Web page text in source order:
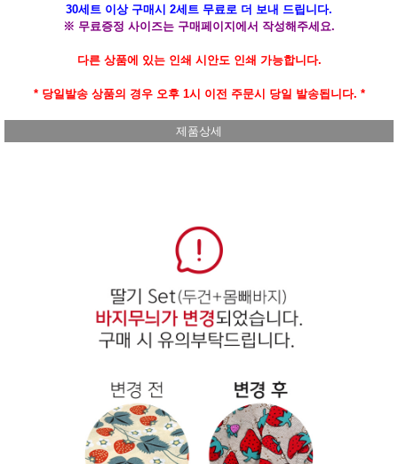
30세트 이상 구매시 2세트 무료로 더 보내 드립니다.
※ 무료증정 사이즈는 구매페이지에서 작성해주세요.
다른 상품에 있는 인쇄 시안도 인쇄 가능합니다.
* 당일발송 상품의 경우 오후 1시 이전 주문시 당일 발송됩니다. *
제품상세